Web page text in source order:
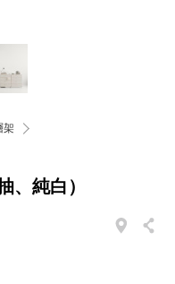
架
、純白）